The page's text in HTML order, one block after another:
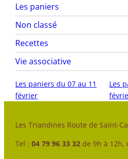
Les paniers
Non classé
Recettes
Vie associative
Les paniers du 07 au 11
février
Les
Les Triandines Route de Saint-
Tel :04 79 96 33 32 de 9h à